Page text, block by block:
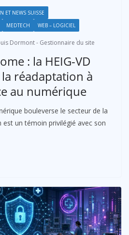
ET NEWS SUISSE
MEDTECH WEB – LOGICIEL
Dormont - Gestionnaire du site
: la HEIG-VD
réadaptation à
au numérique
bouleverse le secteur de la
est un témoin privilégié avec son